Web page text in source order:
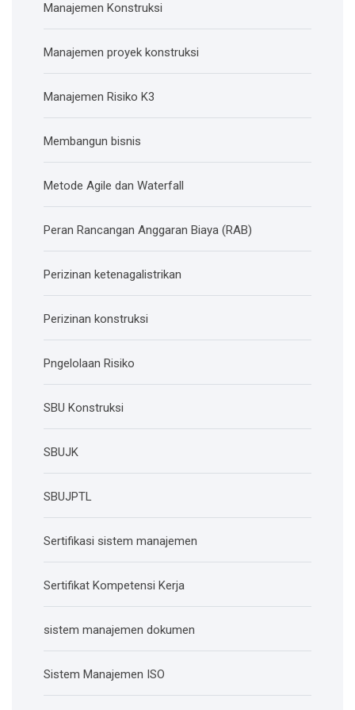
Manajemen Konstruksi
Manajemen proyek konstruksi
Manajemen Risiko K3
Membangun bisnis
Metode Agile dan Waterfall
Peran Rancangan Anggaran Biaya (RAB)
Perizinan ketenagalistrikan
Perizinan konstruksi
Pngelolaan Risiko
SBU Konstruksi
SBUJK
SBUJPTL
Sertifikasi sistem manajemen
Sertifikat Kompetensi Kerja
sistem manajemen dokumen
Sistem Manajemen ISO